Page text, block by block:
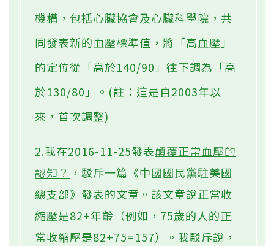
機構，包括心臟協會及心臟科學院，共
同發表新的血壓標準值，將「高血壓」
的定位從「高於140/90」往下調為「高
於130/80」。(註：這是自2003年以
來，首次調整)
2.我在2016-11-25發表顛覆正常血壓的
認知？ ，駁斥一篇《中國國民黨駐美國
總支部》發表的文章。該文章說正常收
縮壓是82+年齡（例如，75歲的人的正
常收縮壓是82+75=157）。我駁斥說，